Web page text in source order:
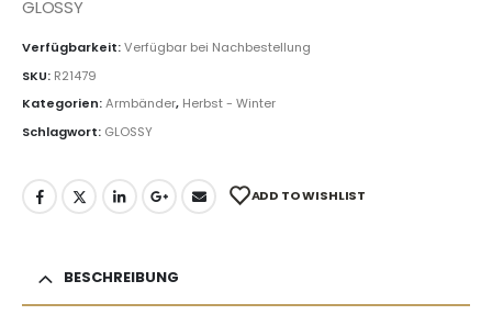
GLOSSY
Verfügbarkeit:Verfügbar bei Nachbestellung
SKU: R21479
Kategorien:Armbänder, Herbst - Winter
Schlagwort: GLOSSY
ADD TO WISHLIST
BESCHREIBUNG